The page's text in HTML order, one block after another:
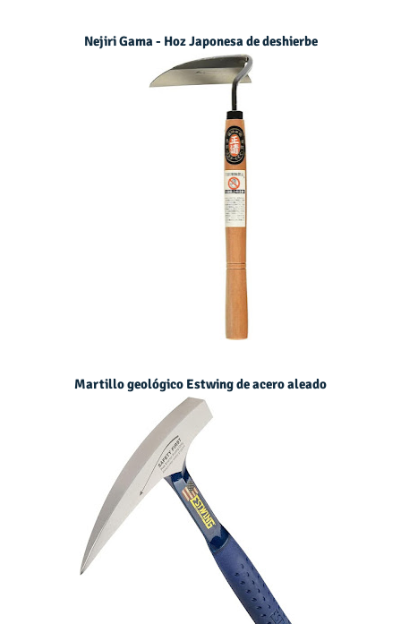
Nejiri Gama - Hoz Japonesa de deshierbe
Martillo geológico Estwing de acero aleado